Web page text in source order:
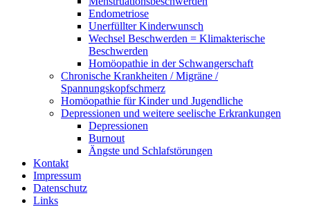
Endometriose
Unerfüllter Kinderwunsch
Wechsel Beschwerden = Klimakterische
Beschwerden
Homöopathie in der Schwangerschaft
Chronische Krankheiten / Migräne /
Spannungskopfschmerz
Homöopathie für Kinder und Jugendliche
Depressionen und weitere seelische Erkrankungen
Depressionen
Burnout
Ängste und Schlafstörungen
Kontakt
Impressum
Datenschutz
Links